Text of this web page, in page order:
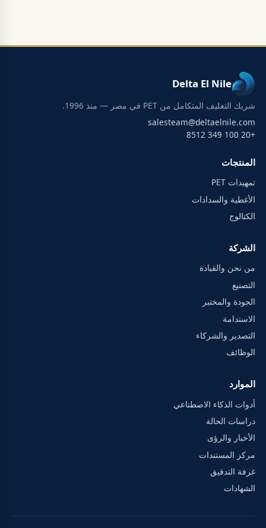
Delta El Nile
شريك التغليف المتكامل من PET في مصر — منذ 1996.
salesteam@deltaelnile.com
+20 100 349 8512
المنتجات
تمهيدات PET
الأغطية والسدادات
الكتالوج
الشركة
من نحن والقيادة
التصنيع
الجودة والمختبر
الاستدامة
التصدير والشركاء
الوظائف
الموارد
أدوات الذكاء الاصطناعي
دراسات الحالة
الأخبار والرؤى
مركز المستندات
غرفة التدقيق
الشهادات